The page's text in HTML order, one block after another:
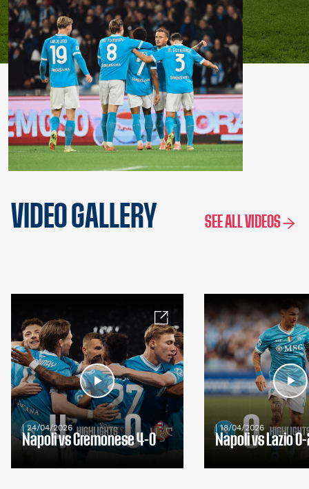
VIDEO GALLERY SEE ALL VIDEOS
| 24/04/2026
Napoli vs Cremonese 4-0
| 18/04/2026
Napoli vs Lazio